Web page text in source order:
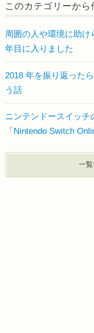
このカテゴリーか
周囲の人や環境に助
年目に入りました
2018 年を振り返った
う話
ニンテンドースイッ
「Nintendo Switch
一